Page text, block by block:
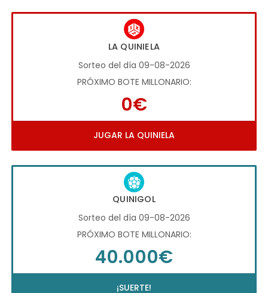
LA QUINIELA
Sorteo del día 09-08-2026
PRÓXIMO BOTE MILLONARIO:
0€
JUGAR LA QUINIELA
QUINIGOL
Sorteo del día 09-08-2026
PRÓXIMO BOTE MILLONARIO:
40.000€
¡SUERTE!